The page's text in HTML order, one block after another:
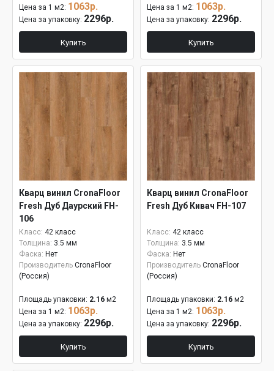
Цена за 1 м2: 1063р.
Цена за упаковку: 2296р.
Купить
Цена за 1 м2: 1063р.
Цена за упаковку: 2296р.
Купить
Кварц винил CronaFloor
Fresh Дуб Даурский FH-
106
Класс: 42 класс
Толщина: 3.5 мм
Фаска: Нет
Производитель CronaFloor
(Россия)
Площадь упаковки: 2.16 м2
Цена за 1 м2: 1063р.
Цена за упаковку: 2296р.
Купить
Кварц винил CronaFloor
Fresh Дуб Кивач FH-107
Класс: 42 класс
Толщина: 3.5 мм
Фаска: Нет
Производитель CronaFloor
(Россия)
Площадь упаковки: 2.16 м2
Цена за 1 м2: 1063р.
Цена за упаковку: 2296р.
Купить